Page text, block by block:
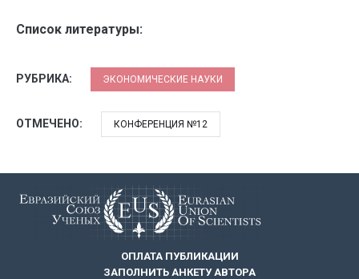
Список литературы:
РУБРИКА: ЭКОНОМИЧЕСКИЕ НАУКИ
ОТМЕЧЕНО: КОНФЕРЕНЦИЯ №12
ОПЛАТА ПУБЛИКАЦИИ
ЗАПОЛНИТЬ АНКЕТУ АВТОРА